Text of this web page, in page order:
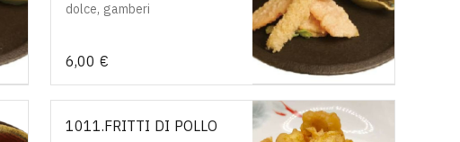
dolce, gamberi
6,00 €
1011.FRITTI DI POLLO